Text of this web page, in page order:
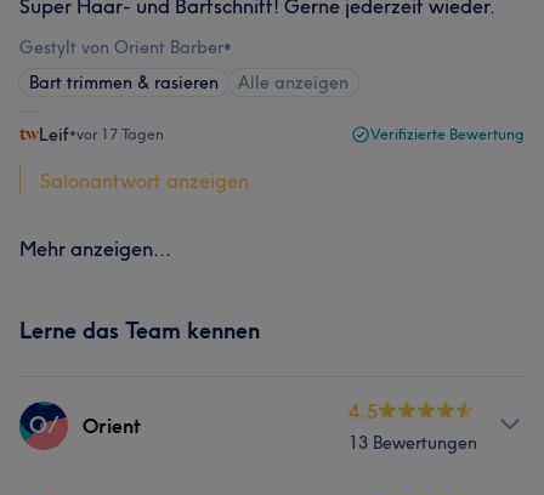
Super Haar- und Bartschnitt! Gerne jederzeit wieder.
Gestylt von Orient Barber•
Bart trimmen & rasieren
Alle anzeigen
Leif•vor 17 Tagen Verifizierte Bewertung
Salonantwort anzeigen
Mehr anzeigen...
Lerne das Team kennen
O/ Orient
4.5
13 Bewertungen